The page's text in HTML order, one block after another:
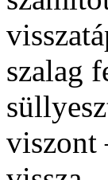
szalag
viszont